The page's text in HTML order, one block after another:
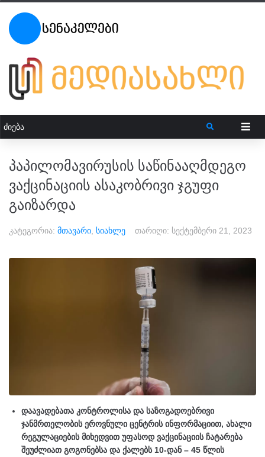
პაპილომავირუსის საწინააღმდეგო
ვაქცინაციის ასაკობრივი ჯგუფი
გაიზარდა
კატეგორია: მთავარი სიახლე თარიღი: სექტემბერი 21, 2023
დაავადებათა კონტროლისა და საზოგადოებრივი
ჯანმრთელობის ეროვნული ცენტრის ინფორმაციით, ახალი
რეგულაციების მიხედვით უფასოდ ვაქცინაციის ჩატარება
შეუძლიათ გოგონებსა და ქალებს 10-დან – 45 წლის